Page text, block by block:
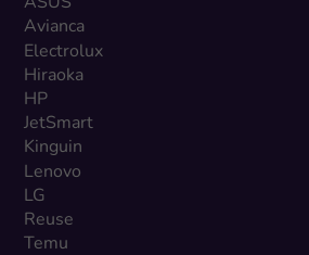
ASUS
Avianca
Electrolux
Hiraoka
HP
JetSmart
Kinguin
Lenovo
LG
Reuse
Temu